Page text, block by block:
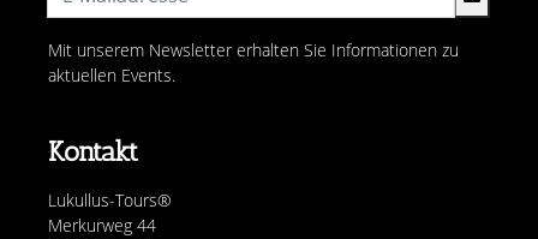
Kontakt
Lukullus-Tours®
Merkurweg 44
Mit unserem Newsletter erhalten Sie Informationen zu
aktuellen Events.